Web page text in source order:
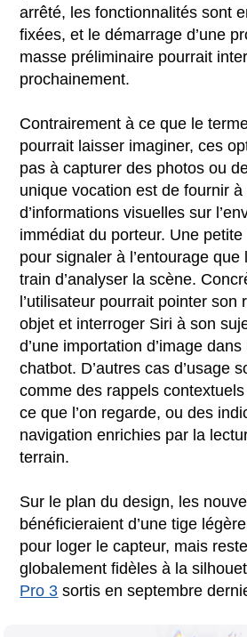
arrêté, les fonctionnalités sont
fixées, et le démarrage d’une
masse préliminaire pourrait
prochainement.
Contrairement à ce que le
pourrait laisser imaginer, ces
pas à capturer des photos ou
unique vocation est de fournir
d’informations visuelles sur
immédiat du porteur. Une petite
pour signaler à l’entourage que
train d’analyser la scène.
l’utilisateur pourrait pointer son
objet et interroger Siri à son
d’une importation d’image
chatbot. D’autres cas d’usage
comme des rappels
ce que l’on regarde, ou des
navigation enrichies par la
terrain.
Sur le plan du design, les
bénéficieraient d’une tige
pour loger le capteur, mais
globalement fidèles à la
Pro 3 sortis en septembre